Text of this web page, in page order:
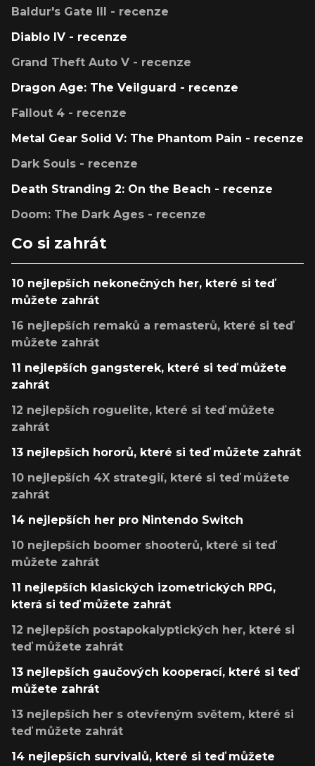
Baldur's Gate III - recenze
Diablo IV - recenze
Grand Theft Auto V - recenze
Dragon Age: The Veilguard - recenze
Fallout 4 - recenze
Metal Gear Solid V: The Phantom Pain - recenze
Dark Souls - recenze
Death Stranding 2: On the Beach - recenze
Doom: The Dark Ages - recenze
Co si zahrát
10 nejlepších nekonečných her, které si teď
můžete zahrát
16 nejlepších remaků a remasterů, které si teď
můžete zahrát
11 nejlepších gangsterek, které si teď můžete
zahrát
12 nejlepších roguelite, které si teď můžete
zahrát
13 nejlepších hororů, které si teď můžete zahrát
10 nejlepších 4X strategií, které si teď můžete
zahrát
14 nejlepších her pro Nintendo Switch
10 nejlepších boomer shooterů, které si teď
můžete zahrát
11 nejlepších klasických izometrických RPG,
která si teď můžete zahrát
12 nejlepších postapokalyptických her, které si
teď můžete zahrát
13 nejlepších gaučových kooperací, které si teď
můžete zahrát
13 nejlepších her s otevřeným světem, které si
teď můžete zahrát
14 nejlepších survivalů, které si teď můžete